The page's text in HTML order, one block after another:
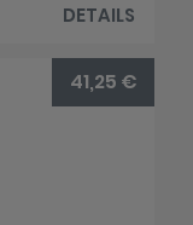
DETAILS
41,25 €